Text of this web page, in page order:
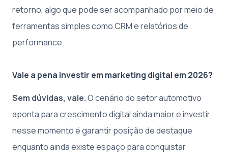
retorno, algo que pode ser acompanhado por meio de
ferramentas simples como CRM e relatórios de
performance.
Vale a pena investir em marketing digital em 2026?
Sem dúvidas, vale.O cenário do setor automotivo
aponta para crescimento digital ainda maior e investir
nesse momento é garantir posição de destaque
enquanto ainda existe espaço para conquistar